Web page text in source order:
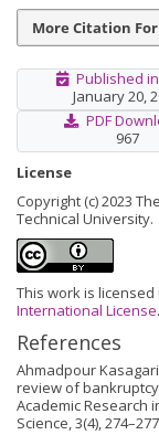
More Citation
Published
January 20,
PDF
967
License
Copyright (c) 2023
Technical University.
This work is
International License.
References
Ahmadpour
review of
Academic Research
Science, 3(4),